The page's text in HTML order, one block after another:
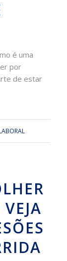
é uma
por
de estar